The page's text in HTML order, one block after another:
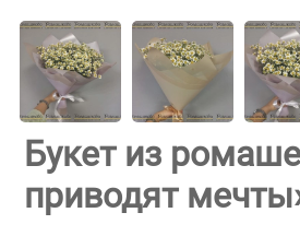
Букет из
приводят